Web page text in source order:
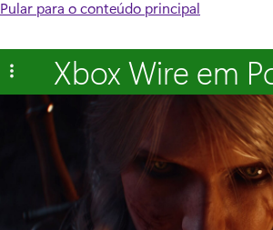
Pular para o conteúdo principal
Xbox Wire em